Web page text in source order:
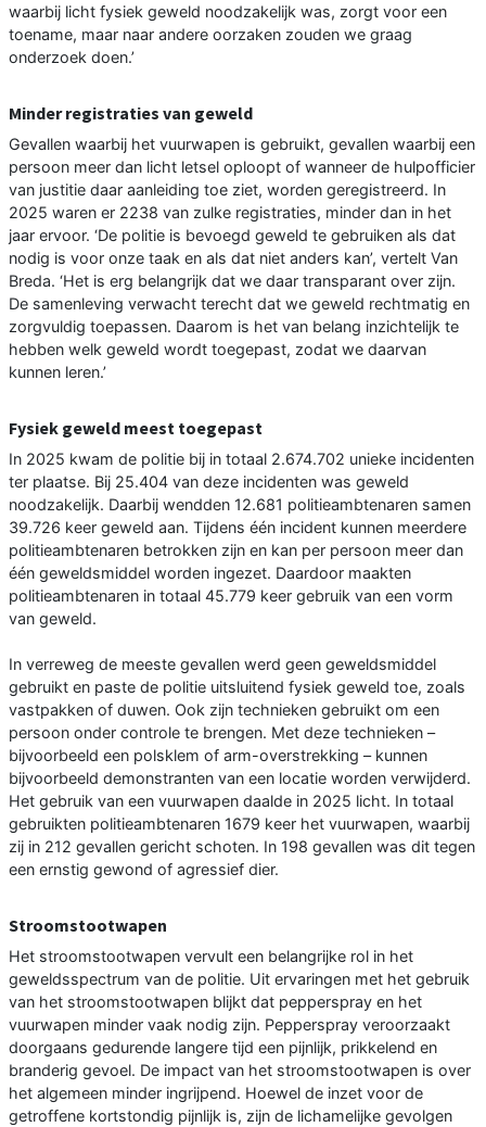
waarbij licht fysiek geweld noodzakelijk was, zorgt voor een
toename, maar naar andere oorzaken zouden we graag
onderzoek doen.’
Minder registraties van geweld
Gevallen waarbij het vuurwapen is gebruikt, gevallen waarbij een
persoon meer dan licht letsel oploopt of wanneer de hulpofficier
van justitie daar aanleiding toe ziet, worden geregistreerd. In
2025 waren er 2238 van zulke registraties, minder dan in het
jaar ervoor. ‘De politie is bevoegd geweld te gebruiken als dat
nodig is voor onze taak en als dat niet anders kan’, vertelt Van
Breda. ‘Het is erg belangrijk dat we daar transparant over zijn.
De samenleving verwacht terecht dat we geweld rechtmatig en
zorgvuldig toepassen. Daarom is het van belang inzichtelijk te
hebben welk geweld wordt toegepast, zodat we daarvan
kunnen leren.’
Fysiek geweld meest toegepast
In 2025 kwam de politie bij in totaal 2.674.702 unieke incidenten
ter plaatse. Bij 25.404 van deze incidenten was geweld
noodzakelijk. Daarbij wendden 12.681 politieambtenaren samen
39.726 keer geweld aan. Tijdens één incident kunnen meerdere
politieambtenaren betrokken zijn en kan per persoon meer dan
één geweldsmiddel worden ingezet. Daardoor maakten
politieambtenaren in totaal 45.779 keer gebruik van een vorm
van geweld.
In verreweg de meeste gevallen werd geen geweldsmiddel
gebruikt en paste de politie uitsluitend fysiek geweld toe, zoals
vastpakken of duwen. Ook zijn technieken gebruikt om een
persoon onder controle te brengen. Met deze technieken –
bijvoorbeeld een polsklem of arm-overstrekking – kunnen
bijvoorbeeld demonstranten van een locatie worden verwijderd.
Het gebruik van een vuurwapen daalde in 2025 licht. In totaal
gebruikten politieambtenaren 1679 keer het vuurwapen, waarbij
zij in 212 gevallen gericht schoten. In 198 gevallen was dit tegen
een ernstig gewond of agressief dier.
Stroomstootwapen
Het stroomstootwapen vervult een belangrijke rol in het
geweldsspectrum van de politie. Uit ervaringen met het gebruik
van het stroomstootwapen blijkt dat pepperspray en het
vuurwapen minder vaak nodig zijn. Pepperspray veroorzaakt
doorgaans gedurende langere tijd een pijnlijk, prikkelend en
branderig gevoel. De impact van het stroomstootwapen is over
het algemeen minder ingrijpend. Hoewel de inzet voor de
getroffene kortstondig pijnlijk is, zijn de lichamelijke gevolgen